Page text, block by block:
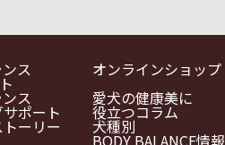
ス
オンラインショップ
ス
ポート
愛犬の健康美に
役立つコラム
ーリー 犬種別
BODY BALANCE情報